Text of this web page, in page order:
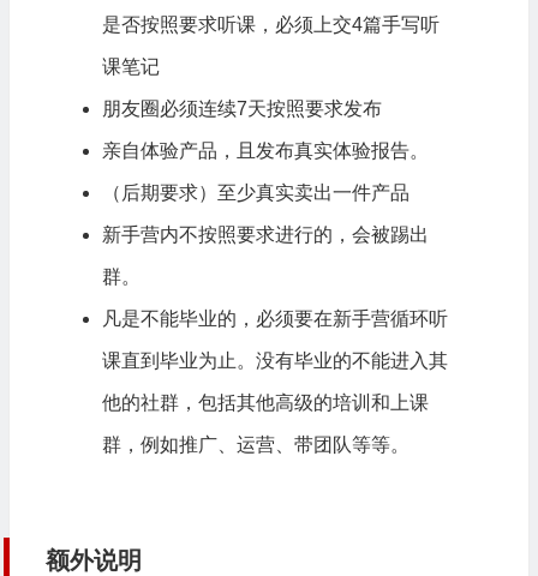
是否按照要求听课，必须上交4篇手写听
课笔记
朋友圈必须连续7天按照要求发布
亲自体验产品，且发布真实体验报告。
（后期要求）至少真实卖出一件产品
新手营内不按照要求进行的，会被踢出
群。
凡是不能毕业的，必须要在新手营循环听
课直到毕业为止。没有毕业的不能进入其
他的社群，包括其他高级的培训 和上课
群，例如推广、运营、带团队等等。
额外说明